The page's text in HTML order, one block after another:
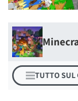
TUTTO SUL